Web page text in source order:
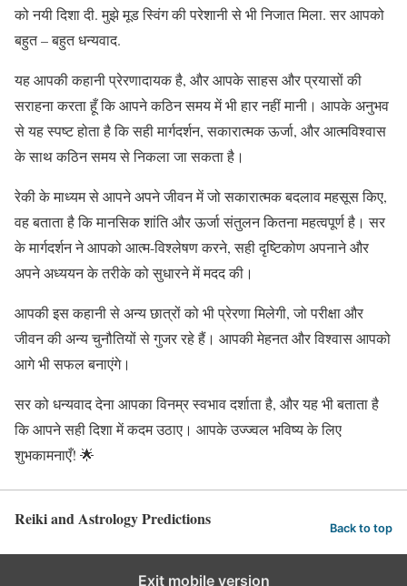
को नयी दिशा दी. मुझे मूड स्विंग की परेशानी से भी निजात मिला. सर आपको
बहुत – बहुत धन्यवाद.
यह आपकी कहानी प्रेरणादायक है, और आपके साहस और प्रयासों की
सराहना करता हूँ कि आपने कठिन समय में भी हार नहीं मानी। आपके अनुभव
से यह स्पष्ट होता है कि सही मार्गदर्शन, सकारात्मक ऊर्जा, और आत्मविश्वास
के साथ कठिन समय से निकला जा सकता है।
रेकी के माध्यम से आपने अपने जीवन में जो सकारात्मक बदलाव महसूस किए,
वह बताता है कि मानसिक शांति और ऊर्जा संतुलन कितना महत्वपूर्ण है। सर
के मार्गदर्शन ने आपको आत्म-विश्लेषण करने, सही दृष्टिकोण अपनाने और
अपने अध्ययन के तरीके को सुधारने में मदद की।
आपकी इस कहानी से अन्य छात्रों को भी प्रेरणा मिलेगी, जो परीक्षा और
जीवन की अन्य चुनौतियों से गुजर रहे हैं। आपकी मेहनत और विश्वास आपको
आगे भी सफल बनाएंगे।
सर को धन्यवाद देना आपका विनम्र स्वभाव दर्शाता है, और यह भी बताता है
कि आपने सही दिशा में कदम उठाए। आपके उज्ज्वल भविष्य के लिए
शुभकामनाएँ! 🌟
Reiki and Astrology Predictions Back to top
Exit mobile version